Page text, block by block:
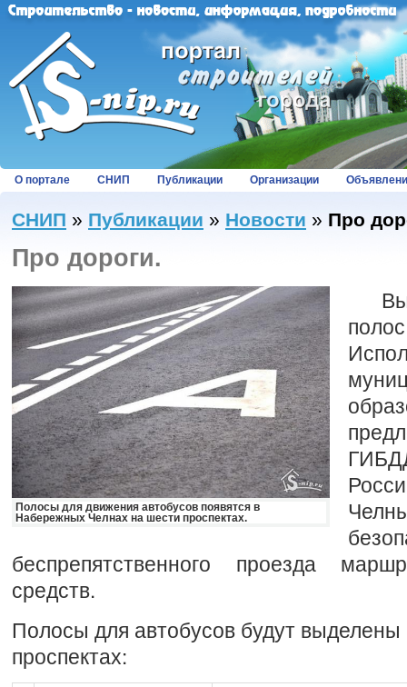
О портале СНИП Публикации Организации
СНИП » Публикации » Новости » Про
Про дороги.
Полосы для движения автобусов появятся в
Набережных Челнах на шести проспектах.
беспрепятственного проезда
средств.
Полосы для автобусов будут
проспектах: